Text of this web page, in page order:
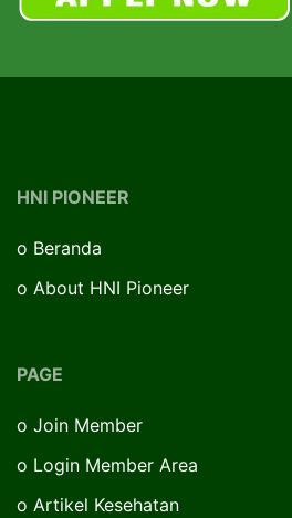
HNI PIONEER
o Beranda
o About HNI Pioneer
PAGE
o Join Member
o Login Member Area
o Artikel Kesehatan